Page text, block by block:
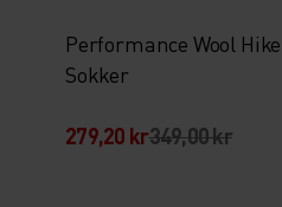
Performance Wool
Sokker
279,20 kr349,00 kr